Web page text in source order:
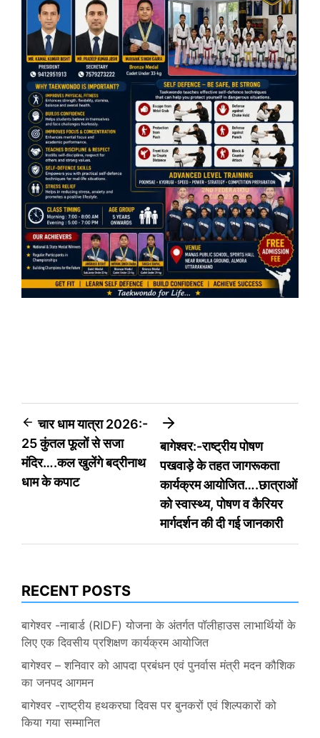
Post
navigation
चार धाम यात्रा 2026:-
25 कुंतल फूलों से सजा
मंदिर….कल खुलेंगे बद्रीनाथ
धाम के कपाट
बागेश्वर:-राष्ट्रीय पोषण
पखवाड़े के तहत जागरूकता
कार्यक्रम आयोजित….छात्राओं
को स्वास्थ्य, पोषण व कैरियर
मार्गदर्शन की दी गई जानकारी
RECENT POSTS
बागेश्वर -नाबार्ड (RIDF) योजना के अंतर्गत पॉलीहाउस लाभार्थियों के
लिए एक दिवसीय प्रशिक्षण कार्यक्रम आयोजित
बागेश्वर – शनिवार को आपदा प्रबंधन एवं पुनर्वास मंत्री मदन कौशिक
का जनपद आगमन
बागेश्वर -राष्ट्रीय हथकरघा दिवस पर बुनकरों एवं शिल्पकारों को
किया गया सम्मानित